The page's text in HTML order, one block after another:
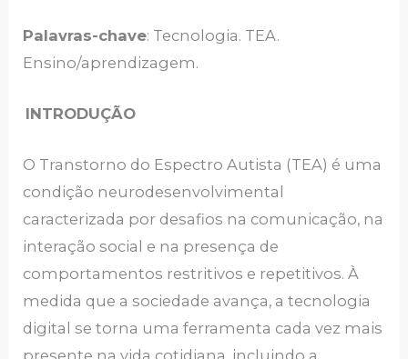
Palavras-chave: Tecnologia. TEA.
Ensino/aprendizagem.
INTRODUÇÃO
O Transtorno do Espectro Autista (TEA) é uma
condição neurodesenvolvimental
caracterizada por desafios na comunicação, na
interação social e na presença de
comportamentos restritivos e repetitivos. À
medida que a sociedade avança, a tecnologia
digital se torna uma ferramenta cada vez mais